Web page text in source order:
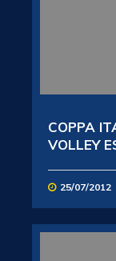
COPPA
VOLLEY
25/07/2012